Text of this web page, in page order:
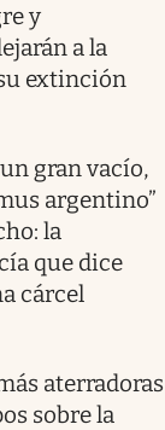
y
a la
extinción
gran vacío,
argentino”
la
que dice
cárcel
aterradoras
sobre la